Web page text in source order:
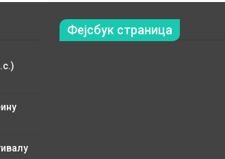
Фејсбук страница